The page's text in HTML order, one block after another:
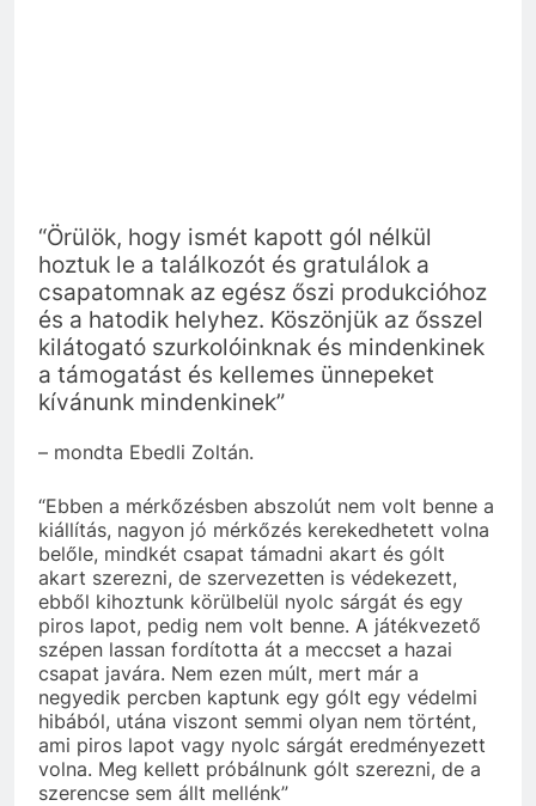
“Örülök, hogy ismét kapott gól nélkül
hoztuk le a találkozót és gratulálok a
csapatomnak az egész őszi produkcióhoz
és a hatodik helyhez. Köszönjük az ősszel
kilátogató szurkolóinknak és mindenkinek
a támogatást és kellemes ünnepeket
kívánunk mindenkinek”
– mondta Ebedli Zoltán.
“Ebben a mérkőzésben abszolút nem volt benne a
kiállítás, nagyon jó mérkőzés kerekedhetett volna
belőle, mindkét csapat támadni akart és gólt
akart szerezni, de szervezetten is védekezett,
ebből kihoztunk körülbelül nyolc sárgát és egy
piros lapot, pedig nem volt benne. A játékvezető
szépen lassan fordította át a meccset a hazai
csapat javára. Nem ezen múlt, mert már a
negyedik percben kaptunk egy gólt egy védelmi
hibából, utána viszont semmi olyan nem történt,
ami piros lapot vagy nyolc sárgát eredményezett
volna. Meg kellett próbálnunk gólt szerezni, de a
szerencse sem állt mellénk”